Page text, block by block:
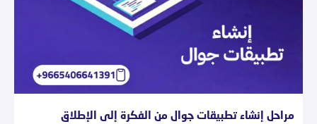
مراحل إنشاء تطبيقات جوال من الفكرة إلى الإطلاق